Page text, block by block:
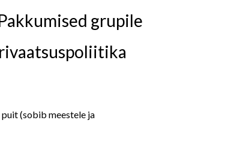
grupile
(sobib meestele ja